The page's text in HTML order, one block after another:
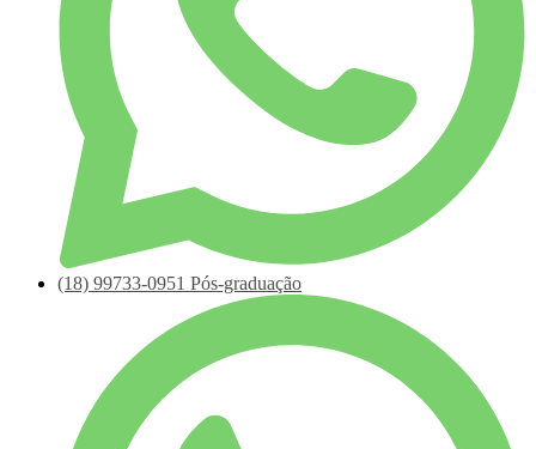
(18) 99733-0951 Pós-graduação